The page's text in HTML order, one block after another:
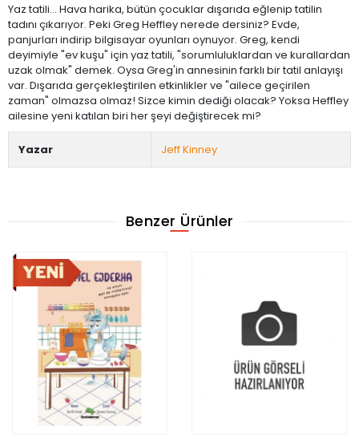
Yaz tatili… Hava harika, bütün çocuklar dışarıda eğlenip tatilin
tadını çıkarıyor. Peki Greg Heffley nerede dersiniz? Evde,
panjurları indirip bilgisayar oyunları oynuyor. Greg, kendi
deyimiyle "ev kuşu" için yaz tatili, "sorumluluklardan ve kurallardan
uzak olmak" demek. Oysa Greg'in annesinin farklı bir tatil anlayışı
var. Dışarıda gerçekleştirilen etkinlikler ve "ailece geçirilen
zaman" olmazsa olmaz! Sizce kimin dediği olacak? Yoksa Heffley
ailesine yeni katılan biri her şeyi değiştirecek mi?
Yazar Jeff Kinney
Benzer Ürünler